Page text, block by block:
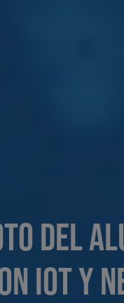
DEL
IoT y